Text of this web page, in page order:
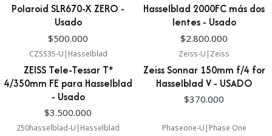
Polaroid SLR670-X ZERO -
Usado
$500.000
Hasselblad 2000FC más dos
lentes - Usado
$2.800.000
CZSS35-U | Hasselblad
ZEISS Tele-Tessar T*
4/350mm FE para Hasselblad
- Usado
$3.500.000
Zeiss-U | Zeiss
Zeiss Sonnar 150mm f/4 for
Hasselblad V - USADO
$370.000
250hasselblad-U | Hasselblad Phaseone-U | Phase One